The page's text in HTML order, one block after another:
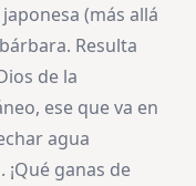
(más allá
Resulta
de la
ese que va en
agua
ganas de